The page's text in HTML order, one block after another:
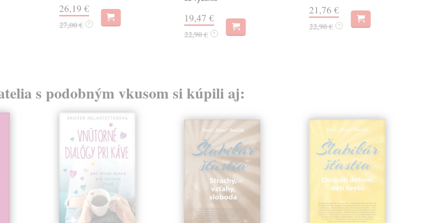
26,19 €
27,00 € ?
19,47 €
22,90 € ?
21,76 €
22,90 € ?
s podobným vkusom si kúpili aj: